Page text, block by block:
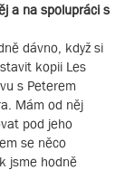
a na spolupráci s
dávno, když si
kopii Les
s Peterem
Mám od něj
pod jeho
se něco
jsme hodně